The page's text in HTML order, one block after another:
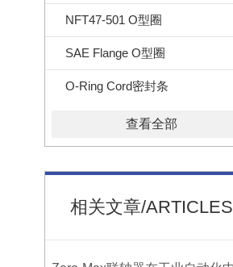
NFT47-501 O型圈
SAE Flange O型圈
O-Ring Cord密封条
查看全部
相关文章/ARTICLES